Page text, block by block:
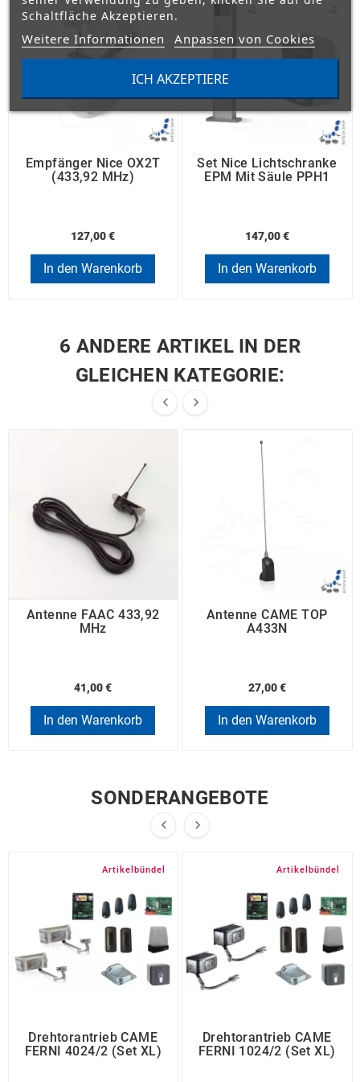
Empfänger Nice OX2T
(433,92 MHz)
127,00 €
In den Warenkorb
Set Nice Lichtschranke
EPM Mit Säule PPH1
147,00 €
In den Warenkorb
6 ANDERE ARTIKEL IN DER
GLEICHEN KATEGORIE:
 
Antenne FAAC 433,92
MHz
41,00 €
In den Warenkorb
Antenne CAME TOP
A433N
27,00 €
In den Warenkorb
SONDERANGEBOTE
 
Artikelbündel
Drehtorantrieb CAME
FERNI 4024/2 (Set XL)
Artikelbündel
Drehtorantrieb CAME
FERNI 1024/2 (Set XL)
Schaltfläche Akzeptieren.
Weitere Informationen Anpassen von Cookies
ICH AKZEPTIERE